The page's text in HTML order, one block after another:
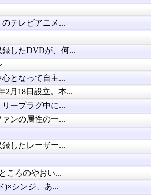
テレビアニメ...
したDVDが、何...
となって自主...
2月18日設立。本...
ープラグ中に...
ンの属性の一...
したレーザー...
ころのやおい...
)×シンジ、あ...